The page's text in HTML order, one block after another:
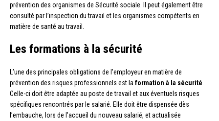
prévention des organismes de Sécurité sociale. Il peut également être
consulté par l’inspection du travail et les organismes compétents en
matière de santé au travail.
Les formations à la sécurité
L’une des principales obligations de l’employeur en matière de
prévention des risques professionnels est la formation à la sécurité
Celle-ci doit être adaptée au poste de travail et aux éventuels risques
spécifiques rencontrés par le salarié. Elle doit être dispensée dès
l’embauche, lors de l’accueil du nouveau salarié, et actualisée